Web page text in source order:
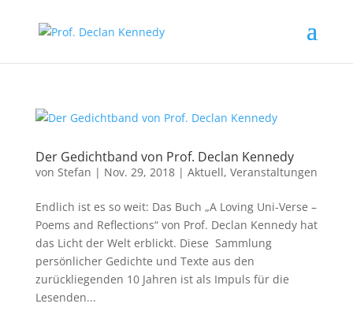
Der Gedichtband von Prof. Declan Kennedy
von Stefan | Nov. 29, 2018| Aktuell, Veranstaltungen
Endlich ist es so weit: Das Buch „A Loving Uni-Verse –
Poems and Reflections“ von Prof. Declan Kennedy hat
das Licht der Welt erblickt. Diese Sammlung
persönlicher Gedichte und Texte aus den
zurückliegenden 10 Jahren ist als Impuls für die
Lesenden...